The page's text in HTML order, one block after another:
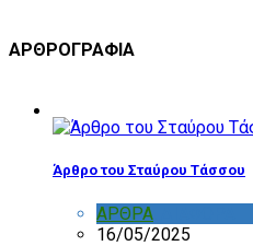
ΑΡΘΡΟΓΡΑΦΙΑ
Άρθρο του Σταύρου Τάσσου
ΑΡΘΡΑ
16/05/2025